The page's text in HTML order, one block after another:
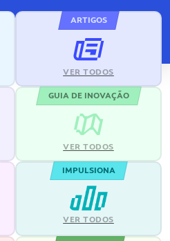
ARTIGOS
VER TODOS
GUIA DE INOVAÇÃO
VER TODOS
IMPULSIONA
VER TODOS